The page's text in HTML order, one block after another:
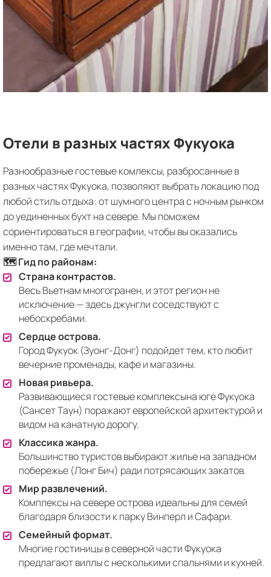
Отели в разных частях Фукуока
Разнообразные гостевые комлексы, разбросанные в
разных частях Фукуока, позволяют выбрать локацию под
любой стиль отдыха: от шумного центра с ночным рынком
до уединенных бухт на севере. Мы поможем
сориентироваться в географии, чтобы вы оказались
именно там, где мечтали.
🗺 Гид по районам:
Страна контрастов.
Весь Вьетнам многогранен, и этот регион не
исключение — здесь джунгли соседствуют с
небоскребами.
Сердце острова.
Город Фукуок (Зуонг-Донг) подойдет тем, кто любит
вечерние променады, кафе и магазины.
Новая ривьера.
Развивающиеся гостевые комплексына юге Фукуока
(Сансет Таун) поражают европейской архитектурой и
видом на канатную дорогу.
Классика жанра.
Большинство туристов выбирают жилье на западном
побережье (Лонг Бич) ради потрясающих закатов.
Мир развлечений.
Комплексы на севере острова идеальны для семей
благодаря близости к парку Винперл и Сафари.
Семейный формат.
Многие гостиницы в северной части Фукуока
предлагают виллы с несколькими спальнями и кухней.